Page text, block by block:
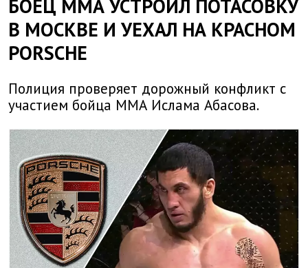
БОЕЦ ММА УСТРОИЛ ПОТАСОВКУ
В МОСКВЕ И УЕХАЛ НА КРАСНОМ
PORSCHE
Полиция проверяет дорожный конфликт с
участием бойца ММА Ислама Абасова.